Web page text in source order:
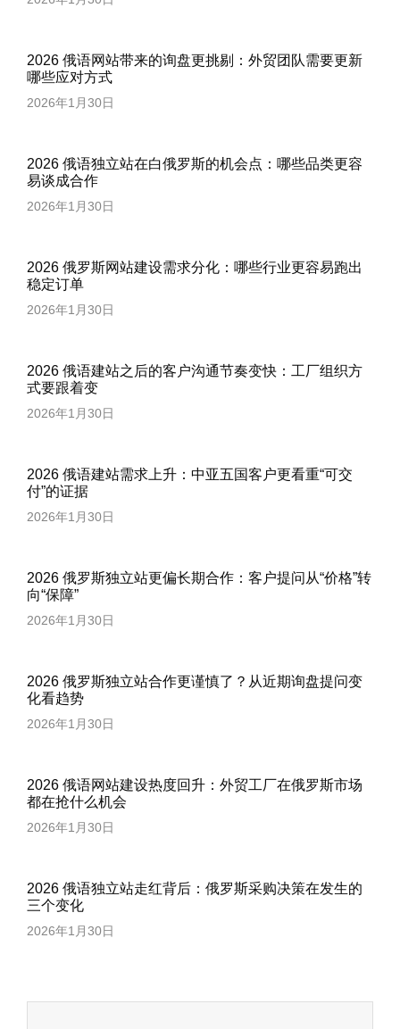
2026 俄语网站带来的询盘更挑剔：外贸团队需要更新
哪些应对方式
2026年1月30日
2026 俄语独立站在白俄罗斯的机会点：哪些品类更容
易谈成合作
2026年1月30日
2026 俄罗斯网站建设需求分化：哪些行业更容易跑出
稳定订单
2026年1月30日
2026 俄语建站之后的客户沟通节奏变快：工厂组织方
式要跟着变
2026年1月30日
2026 俄语建站需求上升：中亚五国客户更看重“可交
付”的证据
2026年1月30日
2026 俄罗斯独立站更偏长期合作：客户提问从“价格”转
向“保障”
2026年1月30日
2026 俄罗斯独立站合作更谨慎了？从近期询盘提问变
化看趋势
2026年1月30日
2026 俄语网站建设热度回升：外贸工厂在俄罗斯市场
都在抢什么机会
2026年1月30日
2026 俄语独立站走红背后：俄罗斯采购决策在发生的
三个变化
2026年1月30日